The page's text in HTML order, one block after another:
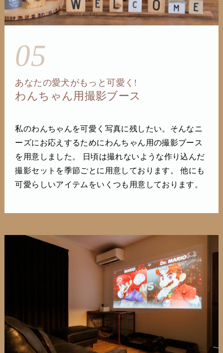
05
あなたの愛犬がもっと可愛く!
わんちゃん用撮影ブース
私のわんちゃんを可愛く写真に残したい。そんなニ
ーズにお応えするためにわんちゃん用の撮影ブース
を用意しました。 日頃は撮れないような作り込んだ
撮影セットを季節ごとに用意しております。 他にも
可愛らしいアイテムをいくつも用意しております。